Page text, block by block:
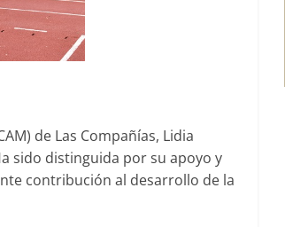
de Las Compañías, Lidia
sido distinguida por su apoyo y
contribución al desarrollo de la